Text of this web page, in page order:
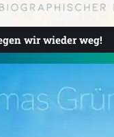
wir wieder weg!